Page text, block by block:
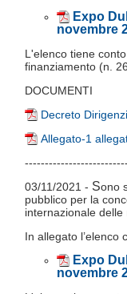
Expo
novembre
L'elenco tiene
finanziamento (n.
DOCUMENTI
Decreto
Allegato-1
03/11/2021 - Sono
pubblico per la
internazionale
In allegato l’elenco
Expo
novembre